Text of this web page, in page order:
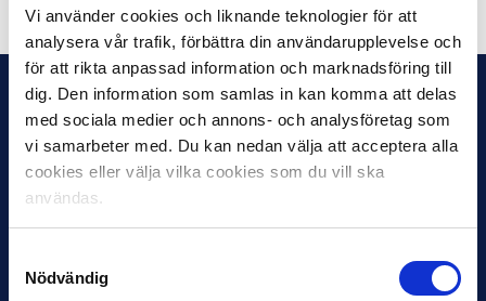
Vi använder cookies och liknande teknologier för att
analysera vår trafik, förbättra din användarupplevelse och
för att rikta anpassad information och marknadsföring till
dig. Den information som samlas in kan komma att delas
med sociala medier och annons- och analysföretag som
vi samarbeter med. Du kan nedan välja att acceptera alla
cookies eller välja vilka cookies som du vill ska
användas.
Nödvändig